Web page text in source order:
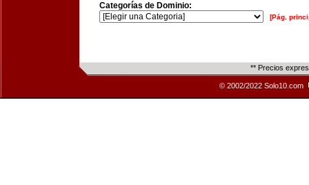
Categorías de Dominio:
[Pág.
** Precios
© 2002/2022 Solo10.com